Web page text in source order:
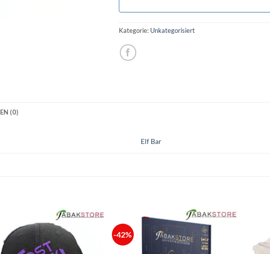
Kategorie: Unkategorisiert
(0)
Elf Bar
-42%